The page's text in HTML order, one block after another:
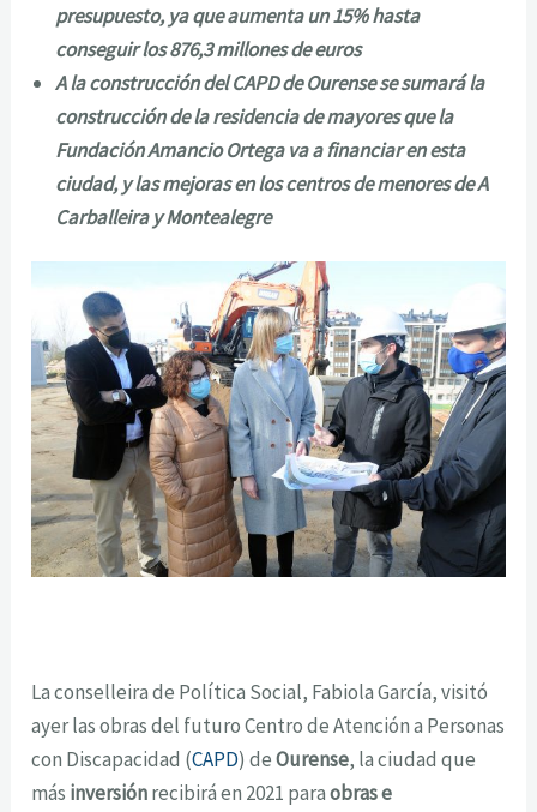
presupuesto, ya que aumenta un 15% hasta
conseguir los 876,3 millones de euros
A la construcción del CAPD de Ourense se sumará la
construcción de la residencia de mayores que la
Fundación Amancio Ortega va a financiar en esta
ciudad, y las mejoras en los centros de menores de A
Carballeira y Montealegre
La conselleira de Política Social, Fabiola García, visitó
ayer las obras del futuro Centro de Atención a Personas
con Discapacidad (CAPD) deOurense, la ciudad que
más inversiónrecibirá en 2021 paraobras e